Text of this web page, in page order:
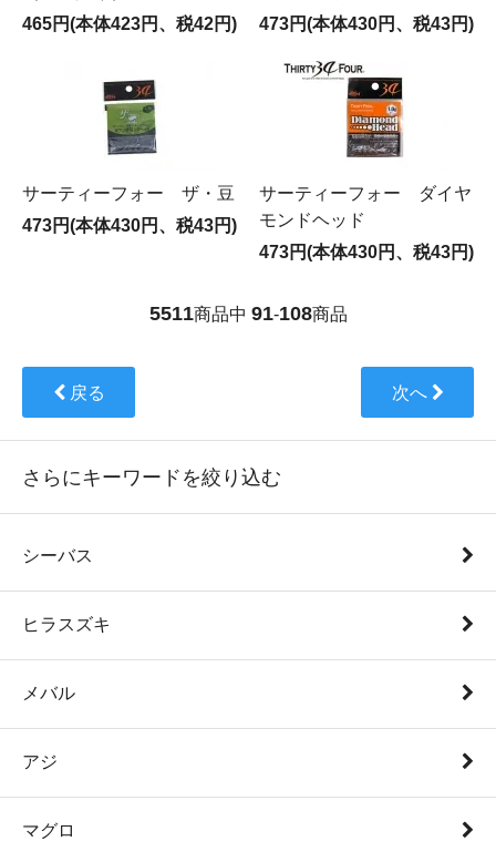
465円(本体423円、税42円)
473円(本体430円、税43円)
サーティーフォー ザ・豆
473円(本体430円、税43円)
サーティーフォー ダイヤ
モンドヘッド
473円(本体430円、税43円)
5511商品中 91-108商品
戻る 次へ
さらにキーワードを絞り込む
シーバス
ヒラスズキ
メバル
アジ
マグロ